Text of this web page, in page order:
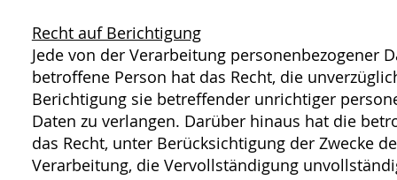
Recht auf Berichtigung
Jede von der Verarbeitung personenbezogener
betroffene Person hat das Recht, die
Berichtigung sie betreffender unrichtiger
Daten zu verlangen. Darüber hinaus hat die
das Recht, unter Berücksichtigung der Zwecke
Verarbeitung, die Vervollständigung